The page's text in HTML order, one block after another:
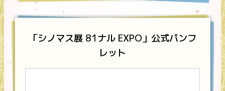
「シノマス展 81ナル EXPO」公式パンフ
レット